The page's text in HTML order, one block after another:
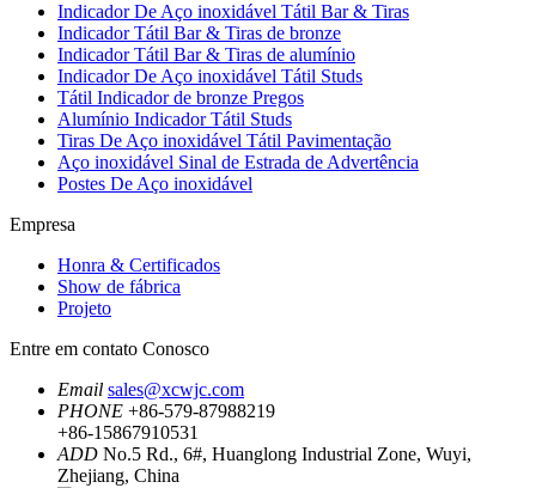
Indicador De Aço inoxidável Tátil Bar & Tiras
Indicador Tátil Bar & Tiras de bronze
Indicador Tátil Bar & Tiras de alumínio
Indicador De Aço inoxidável Tátil Studs
Tátil Indicador de bronze Pregos
Alumínio Indicador Tátil Studs
Tiras De Aço inoxidável Tátil Pavimentação
Aço inoxidável Sinal de Estrada de Advertência
Postes De Aço inoxidável
Empresa
Honra & Certificados
Show de fábrica
Projeto
Entre em contato Conosco
Email sales@xcwjc.com
PHONE +86-579-87988219
+86-15867910531
ADD No.5 Rd., 6#, Huanglong Industrial Zone, Wuyi,
Zhejiang, China